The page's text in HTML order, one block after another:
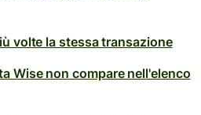
volte la stessa transazione
Wise non compare nell'elenco